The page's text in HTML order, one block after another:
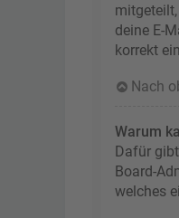
deine E-
korrekt
Nach
Warum
Dafür
Board-
welches